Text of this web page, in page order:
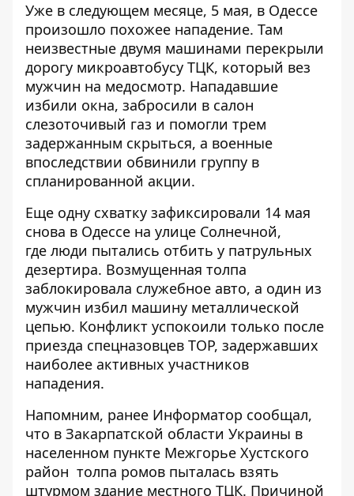
Уже в следующем месяце, 5 мая, в Одессе
произошло похожее нападение. Там
неизвестные двумя машинами перекрыли
дорогу микроавтобусу ТЦК, который вез
мужчин на медосмотр. Нападавшие
избили окна, забросили в салон
слезоточивый газ и помогли трем
задержанным скрыться, а военные
впоследствии обвинили группу в
спланированной акции.
Еще одну схватку зафиксировали 14 мая
снова в Одессе на улице Солнечной,
где люди пытались отбить у патрульных
дезертира. Возмущенная толпа
заблокировала служебное авто, а один из
мужчин избил машину металлической
цепью. Конфликт успокоили только после
приезда спецназовцев ТОР, задержавших
наиболее активных участников
нападения.
Напомним, ранее Информатор сообщал,
что в Закарпатской области Украины в
населенном пункте Межгорье Хустского
район толпа ромов пыталась взять
штурмом здание местного ТЦК. Причиной